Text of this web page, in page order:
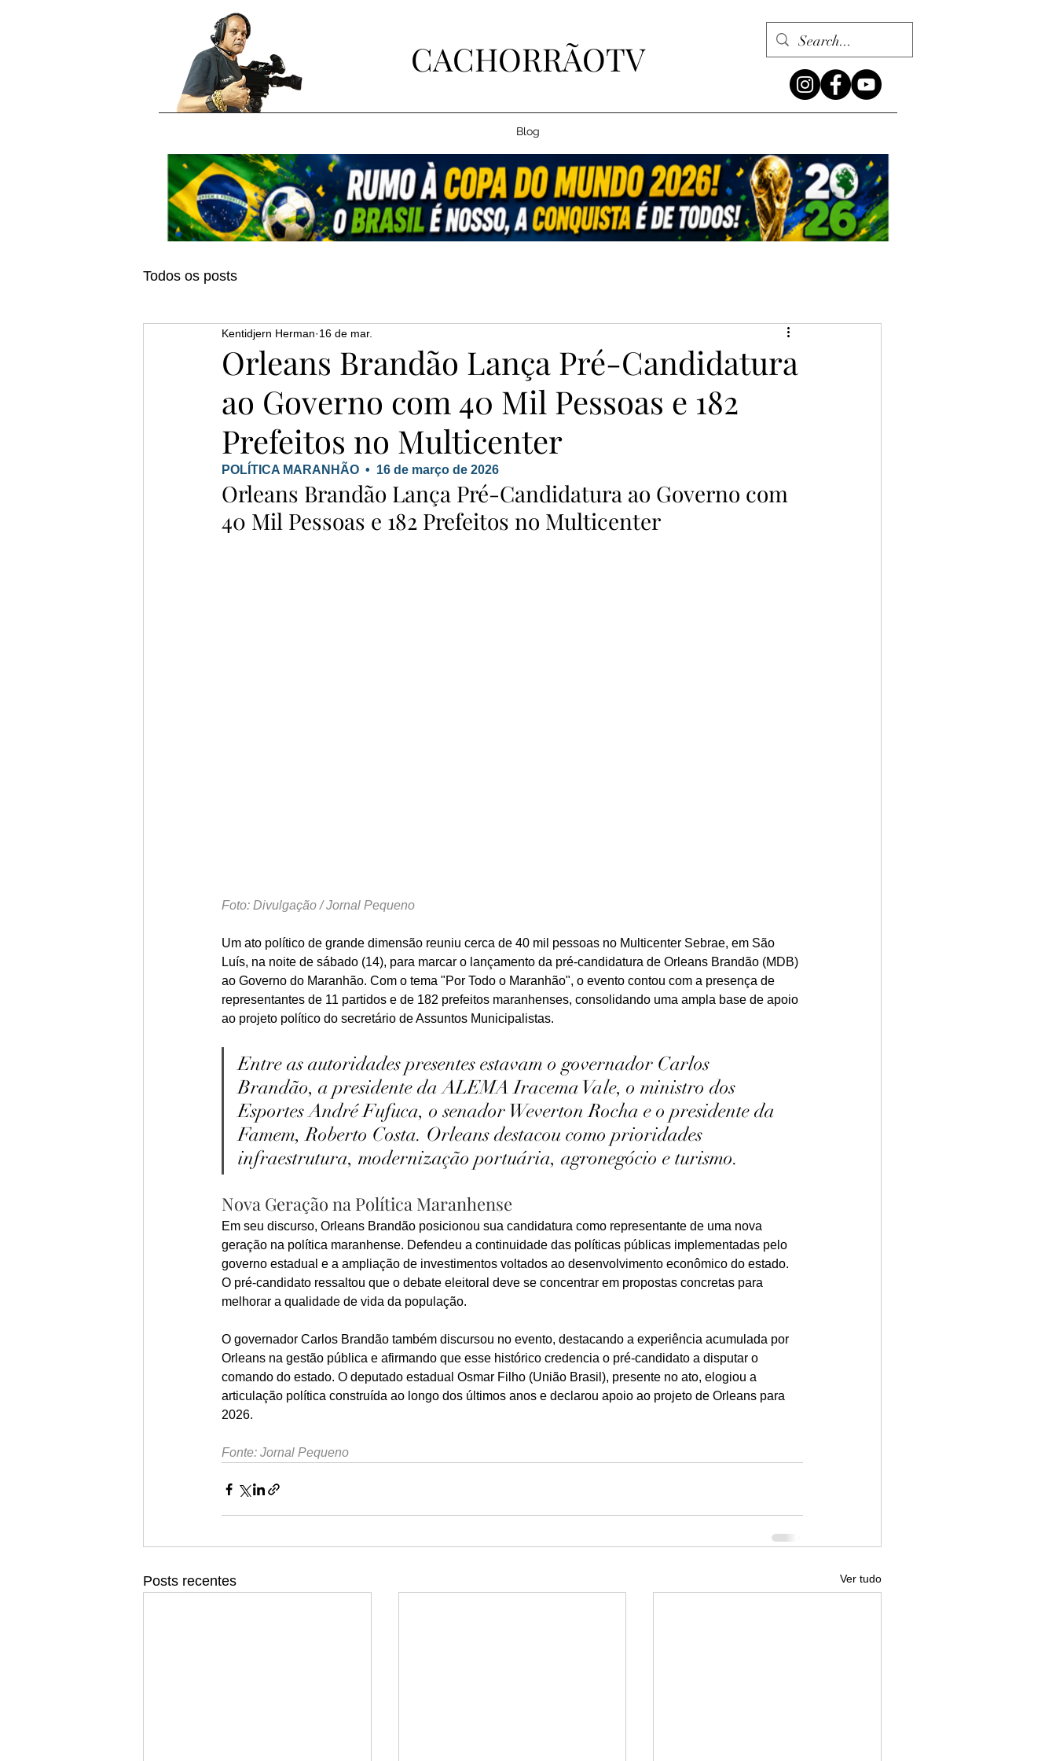
CACHORRÃOTV
Blog
Todos os posts
Orleans Brandão Lança Pré-Candidatura
ao Governo com 40 Mil Pessoas e 182
Prefeitos no Multicenter
Kentidjern Herman 16 de mar.
POLÍTICA MARANHÃO  •  16 de março de 2026
Orleans Brandão Lança Pré-Candidatura ao Governo com
40 Mil Pessoas e 182 Prefeitos no Multicenter
Foto: Divulgação / Jornal Pequeno
Um ato político de grande dimensão reuniu cerca de 40 mil pessoas no Multicenter Sebrae, em São
Luís, na noite de sábado (14), para marcar o lançamento da pré-candidatura de Orleans Brandão (MDB)
ao Governo do Maranhão. Com o tema "Por Todo o Maranhão", o evento contou com a presença de
representantes de 11 partidos e de 182 prefeitos maranhenses, consolidando uma ampla base de apoio
ao projeto político do secretário de Assuntos Municipalistas.
Entre as autoridades presentes estavam o governador Carlos
Brandão, a presidente da ALEMA Iracema Vale, o ministro dos
Esportes André Fufuca, o senador Weverton Rocha e o presidente da
Famem, Roberto Costa. Orleans destacou como prioridades
infraestrutura, modernização portuária, agronegócio e turismo.
Nova Geração na Política Maranhense
Em seu discurso, Orleans Brandão posicionou sua candidatura como representante de uma nova
geração na política maranhense. Defendeu a continuidade das políticas públicas implementadas pelo
governo estadual e a ampliação de investimentos voltados ao desenvolvimento econômico do estado.
O pré-candidato ressaltou que o debate eleitoral deve se concentrar em propostas concretas para
melhorar a qualidade de vida da população.
O governador Carlos Brandão também discursou no evento, destacando a experiência acumulada por
Orleans na gestão pública e afirmando que esse histórico credencia o pré-candidato a disputar o
comando do estado. O deputado estadual Osmar Filho (União Brasil), presente no ato, elogiou a
articulação política construída ao longo dos últimos anos e declarou apoio ao projeto de Orleans para
2026.
Fonte: Jornal Pequeno
Posts recentes Ver tudo